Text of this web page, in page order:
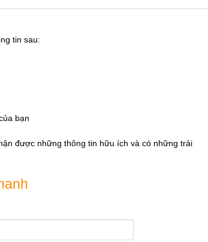
tin sau:
bạn
được những thông tin hữu ích và có những trải